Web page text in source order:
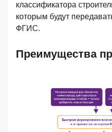
классификатора
которым будут
ФГИС.
Преимущества